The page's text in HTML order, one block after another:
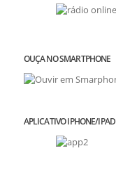
OUÇA NO SMARTPHONE
APLICATIVO IPHONE/IPAD